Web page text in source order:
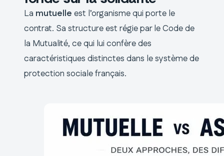
La mutuelle est l’organisme qui porte le
contrat. Sa structure est régie par le Code de
la Mutualité, ce qui lui confère des
caractéristiques distinctes dans le système de
protection sociale français.